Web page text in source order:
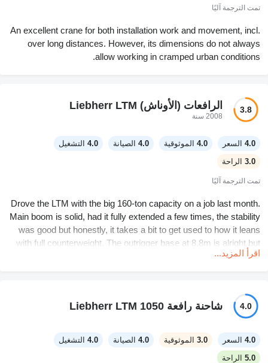
تمت الترجمة آليًا
An excellent crane for both installation work and movement, incl.
over long distances. However, its dimensions do not always
allow working in cramped urban conditions.
3.8 الرافعات (الأوناش) Liebherr LTM
2008 سنة
4.0 السعر 4.0 الموثوقية 4.0 الصيانة 4.0 التشغيل
3.0 الراحة
تمت الترجمة آليًا
Drove the LTM with the big 160-ton capacity on a job last month.
Main boom is solid, had it fully extended a few times, the stability
was good but honestly, it takes a bit to get used to how it leans
with full counterweight. The outrigger base at 8.8m is alright but
could be wider for my liking. Electronics are pretty simple
ancient, and the cab is real tight. Wouldn’t want to sit in there all
day. Engine power is decent for what it is. I wish the upper
controls were a bit more modern, but it gets the lifts done.
اقرأ المزيد...
4.0 شاحنة رافعة Liebherr LTM 1050
4.0 السعر 3.0 الموثوقية 4.0 الصيانة 4.0 التشغيل
5.0 الراحة